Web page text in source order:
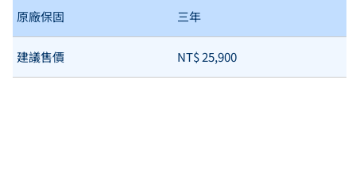
原廠保固 三年
建議售價 NT$ 25,900